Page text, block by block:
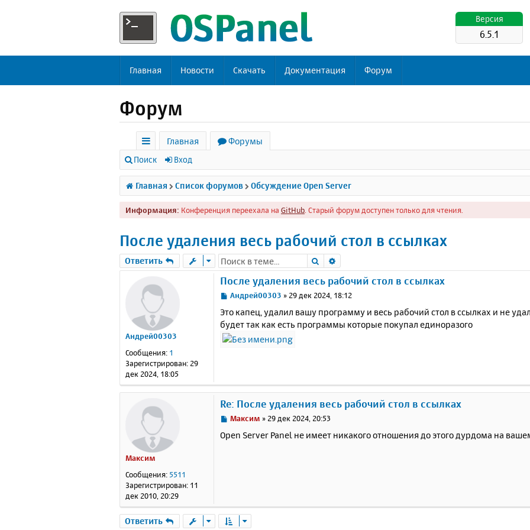
Версия
6.5.1
Главная Новости Скачать Документация Форум
Форум
с
ы
л
к
Главная
Форумы
Поиск Вход
Главная Список форумов Обсуждение Open Server
Информация: Конференция переехала на GitHub . Старый форум доступен только для чтения.
После удаления весь рабочий стол в ссылках
Ответить Поиск
Андрей00303
Сообщения: 1
Зарегистрирован: 29
дек 2024, 18:05
После удаления весь рабочий стол в ссылках
С
о
б
щ
Андрей00303 » 29 дек 2024, 18:12
Это капец, удалил вашу программу и весь рабочий стол в ссылках и не
будет так как есть программы которые покупал единоразого
Максим
Сообщения: 5511
Зарегистрирован: 11
дек 2010, 20:29
Re: После удаления весь рабочий стол в ссылках
С
о
Максим » 29 дек 2024, 20:53
Open Server Panel не имеет никакого отношения до этого дурдома на
Ответить